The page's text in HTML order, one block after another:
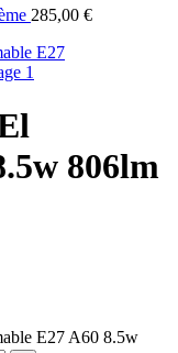
285,00 €
806lm
E27 A60 8.5w